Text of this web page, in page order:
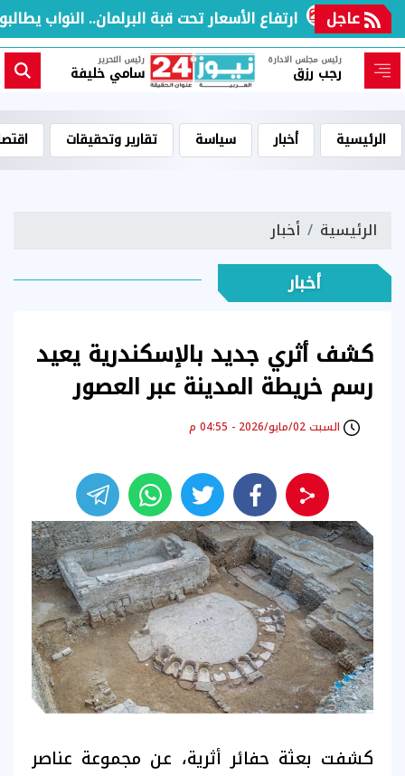
عاجل ارتفاع الأسعار تحت قبة البرلمان.. النواب
رئيس مجلس الادارة
رجب رزق
رئيس التحرير
سامي خليفة
الرئيسية أخبار سياسة تقارير وتحقيقات
الرئيسية أخبار
أخبار
كشف أثري جديد بالإسكندرية يعيد
رسم خريطة المدينة عبر العصور
السبت 02/مايو/2026 - 04:55 م
كشفت بعثة حفائر أثرية، عن مجموعة عناصر